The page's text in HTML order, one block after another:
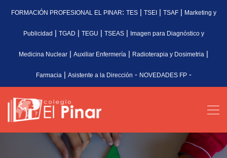
FORMACIÓN PROFESIONAL EL PINAR: TES| TSEI| TSAF| Marketing y
Publicidad | TGAD | TEGU | TSEAS| Imagen para Diagnóstico y
Medicina Nuclear | Auxiliar Enfermería | Radioterapia y Dosimetria |
Farmacia | Asistente a la Dirección - NOVEDADES FP-